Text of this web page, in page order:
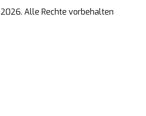
2026. Alle Rechte vorbehalten